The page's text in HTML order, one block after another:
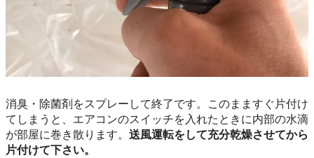
消臭・除菌剤をスプレーして終了です。このまますぐ片付け
てしまうと、エアコンのスイッチを入れたときに内部の水滴
が部屋に巻き散ります。 送風運転をして充分乾燥させてから
片付けて下さい。